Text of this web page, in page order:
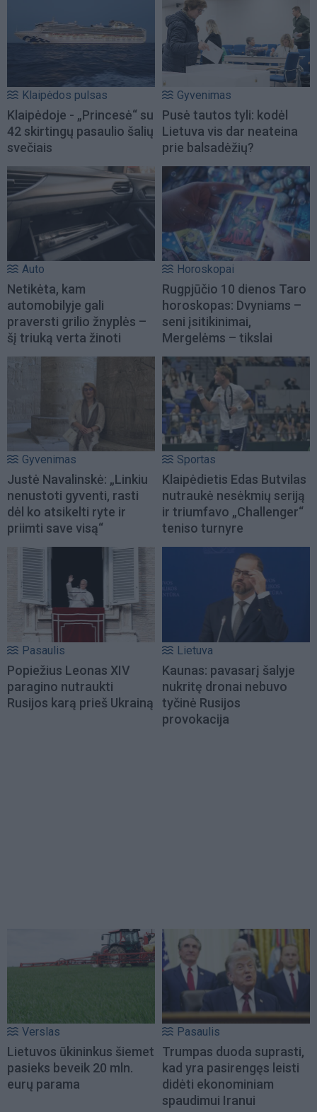
Klaipėdos pulsas
Klaipėdoje - „Princesė“ su
42 skirtingų pasaulio šalių
svečiais
Gyvenimas
Pusė tautos tyli: kodėl
Lietuva vis dar neateina
prie balsadėžių?
Auto
Netikėta, kam
automobilyje gali
praversti grilio žnyplės –
šį triuką verta žinoti
Horoskopai
Rugpjūčio 10 dienos Taro
horoskopas: Dvyniams –
seni įsitikinimai,
Mergelėms – tikslai
Gyvenimas
Justė Navalinskė: „Linkiu
nenustoti gyventi, rasti
dėl ko atsikelti ryte ir
priimti save visą“
Sportas
Klaipėdietis Edas Butvilas
nutraukė nesėkmių seriją
ir triumfavo „Challenger“
teniso turnyre
Pasaulis
Popiežius Leonas XIV
paragino nutraukti
Rusijos karą prieš Ukrainą
Lietuva
Kaunas: pavasarį šalyje
nukritę dronai nebuvo
tyčinė Rusijos
provokacija
Verslas
Lietuvos ūkininkus šiemet
pasieks beveik 20 mln.
eurų parama
Pasaulis
Trumpas duoda suprasti,
kad yra pasirengęs leisti
didėti ekonominiam
spaudimui Iranui